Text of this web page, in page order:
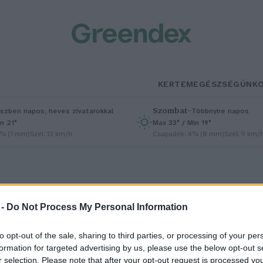
Do Not Process My Personal Information
opt-out of the sale, sharing to third parties, or processing of your
for targeted advertising by us, please use the below opt-out
selection. Please note that after your opt-out request is processed
KERTEMEGÉSZSÉGÜNK
napos, heves zivatarokkal
21°
(1 mm)Szél: 13 km/h
Szombat–Többnyire napos
Max 33° / Min 19°
Csapadék: 4% (0 mm)Szél: 9 km/h
a jóslat: eddig marad még a tél